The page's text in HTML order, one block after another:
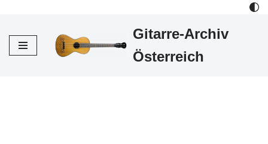
Inhalt
Gitarre-Archiv
Österreich